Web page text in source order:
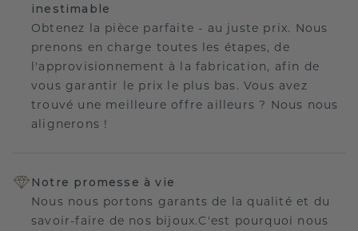
inestimable
Obtenez la pièce parfaite - au juste prix. Nous
prenons en charge toutes les étapes, de
l'approvisionnement à la fabrication, afin de
vous garantir le prix le plus bas. Vous avez
trouvé une meilleure offre ailleurs ? Nous nous
alignerons !
Notre promesse à vie
Nous nous portons garants de la qualité et du
savoir-faire de nos bijoux.C'est pourquoi nous